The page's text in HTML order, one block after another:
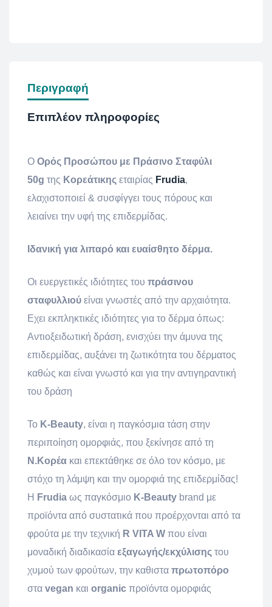
Περιγραφή
Επιπλέον πληροφορίες
Ο Ορός Προσώπου με Πράσινο Σταφύλι
50g της Κορεάτικης εταιρίας Frudia,
ελαχιστοποιεί & συσφίγγει τους πόρους και
λειαίνει την υφή της επιδερμίδας.
Ιδανική για λιπαρό και ευαίσθητο δέρμα.
Οι ευεργετικές ιδιότητες του πράσινου
σταφυλλιού είναι γνωστές από την αρχαιότητα.
Εχει εκπληκτικές ιδιότητες για το δέρμα όπως:
Αντιοξειδωτική δράση, ενισχύει την άμυνα της
επιδερμίδας, αυξάνει τη ζωτικότητα του δέρματος
καθώς και είναι γνωστό και για την αντιγηραντική
του δράση
Το K-Beauty, είναι η παγκόσμια τάση στην
περιποίηση ομορφιάς, που ξεκίνησε από τη
Ν.Κορέα και επεκτάθηκε σε όλο τον κόσμο, με
στόχο τη λάμψη και την ομορφιά της επιδερμίδας!
Η Frudia ως παγκόσμιο K-Beauty brand με
προϊόντα από συστατικά που προέρχονται από τα
φρούτα με την τεχνική R VITA W που είναι
μοναδική διαδικασία εξαγωγής/εκχύλισης του
χυμού των φρούτων, την καθιστα πρωτοπόρο
στα vegan και organic προϊόντα ομορφιάς